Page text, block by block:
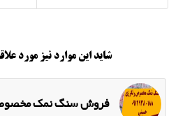
شاید این موارد نیز مورد
فروش سنگ نمک